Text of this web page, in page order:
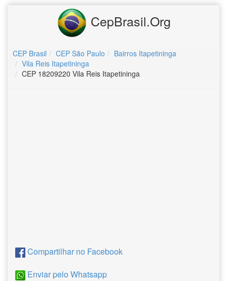
CepBrasil.Org
CEP Brasil CEP São Paulo
Bairros Itapetininga
Vila Reis Itapetininga
CEP 18209220 Vila Reis Itapetininga
Compartilhar no Facebook
Enviar pelo Whatsapp